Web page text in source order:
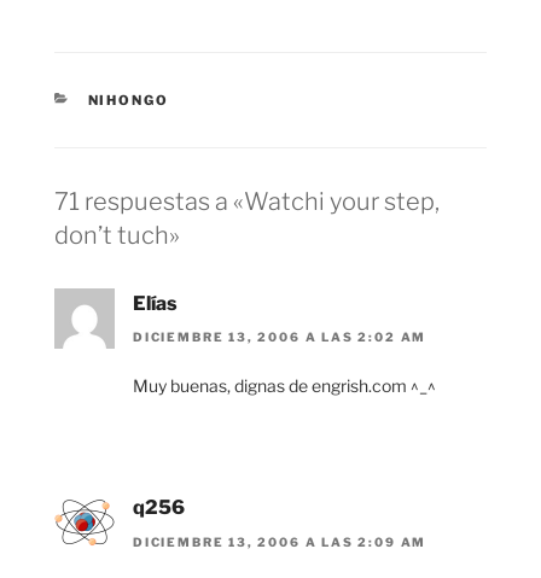
CATEGORÍAS
NIHONGO
71 respuestas a «Watchi your step,
don’t tuch»
Elías
DICIEMBRE 13, 2006 A LAS 2:02 AM
Muy buenas, dignas de engrish.com ^_^
q256
DICIEMBRE 13, 2006 A LAS 2:09 AM